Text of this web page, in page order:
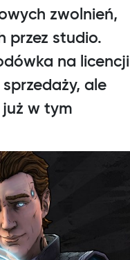
zwolnień,
przez studio.
na licencji
ale
w tym